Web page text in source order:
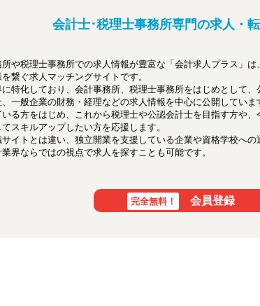
会計士･税理士事務所専門の求人・
や税理士事務所での求人情報が豊富な「会計求人プラス」
繋ぐ求人マッチングサイトです。
特化しており、会計事務所、税理士事務所をはじめとして
、一般企業の財務・経理などの求人情報を中心に公開してい
る方をはじめ、これから税理士や公認会計士を目指す方や
スキルアップしたい方を応援します。
イトとは違い、独立開業を支援している企業や資格学校へ
業界ならではの視点で求人を探すことも可能です。
完全無料！ 会員登録